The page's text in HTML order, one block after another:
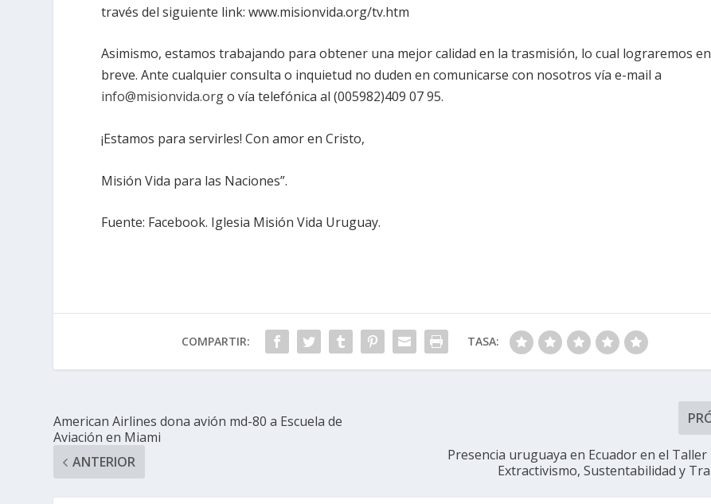
través del siguiente link: www.misionvida.org/tv.htm
Asimismo, estamos trabajando para obtener una mejor calidad en la trasmisión, lo cual lograremos en
breve. Ante cualquier consulta o inquietud no duden en comunicarse con nosotros vía e-mail a
info@misionvida.orgo vía telefónica al (005982)409 07 95.
¡Estamos para servirles! Con amor en Cristo,
Misión Vida para las Naciones”.
Fuente: Facebook. Iglesia Misión Vida Uruguay.
COMPARTIR: TASA:
American Airlines dona avión md-80 a Escuela de
Aviación en Miami
ANTERIOR
Presencia uruguaya en Ecuador en el
Extractivismo, Sustentabilidad y